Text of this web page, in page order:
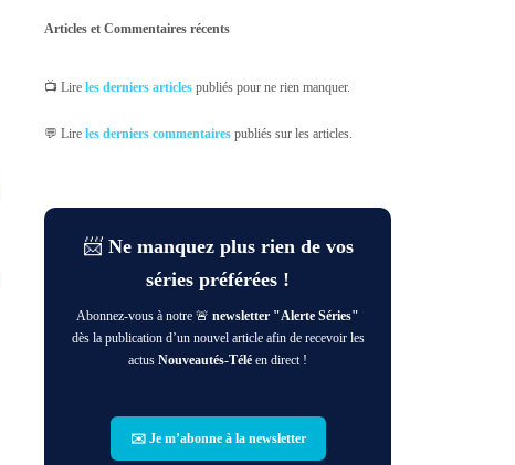
Articles et Commentaires récents
📺 Lireles derniers articles publiés pour ne rien manquer.
💬 Lireles derniers commentaires publiés sur les articles.
📨 Ne manquez plus rien de vos
séries préférées !
Abonnez-vous à notre 🚨newsletter "Alerte Séries"
dès la publication d’un nouvel article afin de recevoir les
actusNouveautés-Télé en direct !
✉️ Je m’abonne à la newsletter